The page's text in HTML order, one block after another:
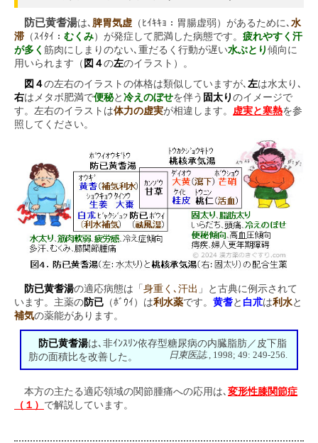
防已黄耆湯は､ 脾胃気虚 （ﾋｲｷｷｮ：胃腸虚弱）があるために､ 水
滞 （ｽｲﾀｲ： むくみ）が発症して肥満した病態です。 疲れやすく汗
が多く 筋肉にしまりのない､重だるく行動が遅い水ぶとり 傾向に
用いられます（ 図４の左のイラスト）。
図４の左右のイラストの体格は類似していますが､ 左は水太り､
右はメタボ肥満で便秘と 冷えのぼせを伴う 固太り のイメージで
す。左右のイラストは体力の虚実が相違します。 虚実と寒熱を参
照してください。
防已黄耆湯の適応病態は「 身重く､汗出 」と古典に例示されて
います。主薬の防已 （ﾎﾞｳｲ）は利水薬です。 黄耆と 白朮は利水と
補気の薬能があります。
防已黄耆湯は､非ｲﾝｽﾘﾝ依存型糖尿病の内臓脂肪／皮下脂
肪の面積比を改善した。
日東医誌. , 1998; 49: 249-256.
本方の主たる適応領域の関節腫痛への応用は､ 変形性膝関節症
（１） で解説しています。